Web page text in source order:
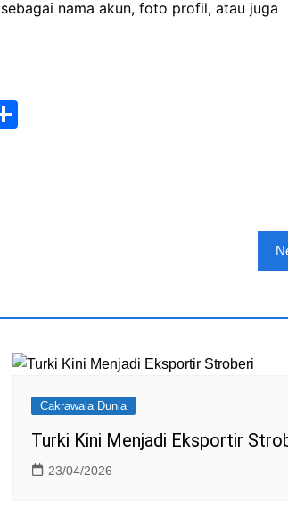
nama akun, foto profil, atau juga
Cakrawala Dunia
Turki Kini Menjadi Eksportir
23/04/2026